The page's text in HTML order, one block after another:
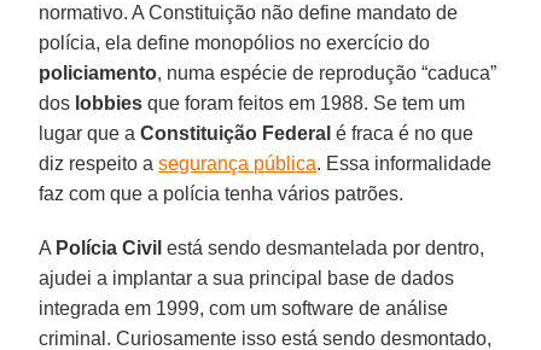
normativo. A Constituição não define mandato de
polícia, ela define monopólios no exercício do
policiamento, numa espécie de reprodução “caduca”
dos lobbies que foram feitos em 1988. Se tem um
lugar que aConstituição Federal é fraca é no que
diz respeito asegurança pública. Essa informalidade
faz com que a polícia tenha vários patrões.
A Polícia Civil está sendo desmantelada por dentro,
ajudei a implantar a sua principal base de dados
integrada em 1999, com um software de análise
criminal. Curiosamente isso está sendo desmontado,